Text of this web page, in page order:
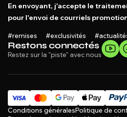
Restons connectés
Restez sur la "piste" avec nous
En envoyant, j'accepte le
pour l'envoi de courriels
#remises #exclusivités
Conditions généralesPolitique de